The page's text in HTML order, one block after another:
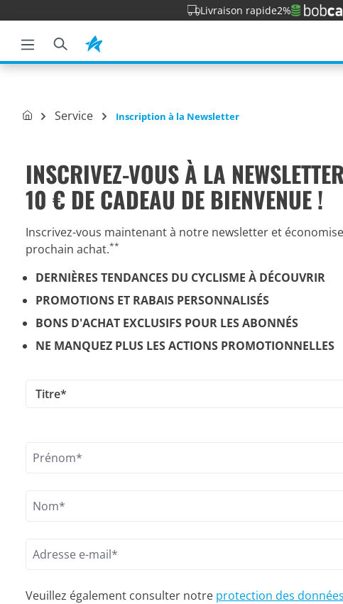
Passer à la navigation principale
Livraison rapide2%
Service Inscription à la Newsletter
INSCRIVEZ-VOUS À LA
10 € DE CADEAU DE BIENVENUE !
Inscrivez-vous maintenant à notre newsletter et
prochain achat.**
DERNIÈRES TENDANCES DU CYCLISME À DÉCOUVRIR
PROMOTIONS ET RABAIS PERSONNALISÉS
BONS D'ACHAT EXCLUSIFS POUR LES ABONNÉS
NE MANQUEZ PLUS LES ACTIONS PROMOTIONNELLES
Veuillez également consulter notre protection des données